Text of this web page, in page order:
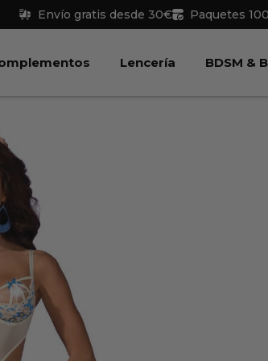
Envío gratis desde 30€ Paquetes
Juguetes Abrir Complementos
Lencería AbrirBDSM &